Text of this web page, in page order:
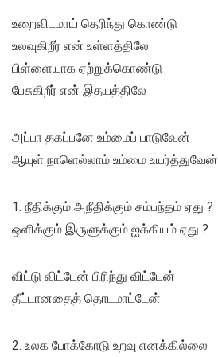
உறைவிடமாய் தெரிந்து கொண்டு
உலவுகிறீர் என் உள்ளத்திலே
பிள்ளையாக ஏற்றுக்கொண்டு
பேசுகிறீர் என் இதயத்திலே
அப்பா தகப்பனே உம்மைப் பாடுவேன்
ஆயுள் நாளெல்லாம் உம்மை உயர்த்துவேன்
1. நீதிக்கும் அநீதிக்கும் சம்பந்தம் ஏது ?
ஒளிக்கும் இருளுக்கும் ஐக்கியம் ஏது ?
விட்டு விட்டேன் பிரிந்து விட்டேன்
தீட்டானதைத் தொடமாட்டேன்
2. உலக போக்கோடு உறவு எனக்கில்லை